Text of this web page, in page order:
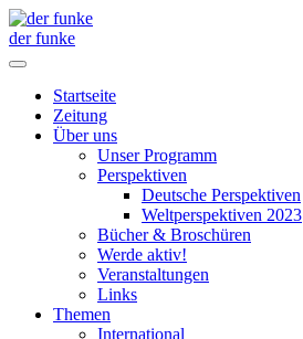
der funke
Startseite
Zeitung
Über uns
Unser Programm
Perspektiven
Deutsche Perspektiven
Weltperspektiven 2023
Bücher & Broschüren
Werde aktiv!
Veranstaltungen
Links
Themen
International